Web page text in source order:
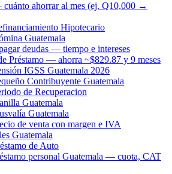
ahorrar al mes (ej. Q10,000 →
Hipotecario
Guatemala
deudas — tiempo e intereses
Préstamo — ahorra ~$829.87 y 9 meses
IGSS Guatemala 2026
Contribuyente Guatemala
de Recuperacion
Guatemala
Guatemala
de venta con margen e IVA
Guatemala
de Auto
personal Guatemala — cuota, CAT